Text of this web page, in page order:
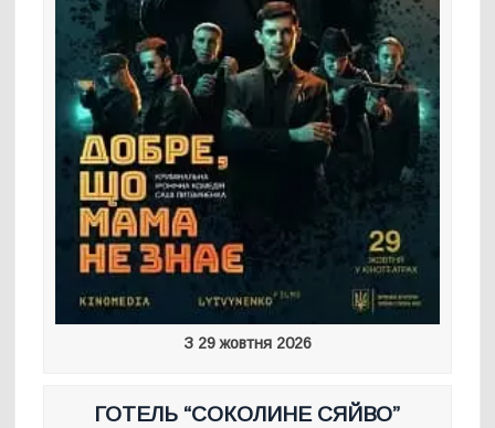
З 29 жовтня 2026
ГОТЕЛЬ “СОКОЛИНЕ СЯЙВО”